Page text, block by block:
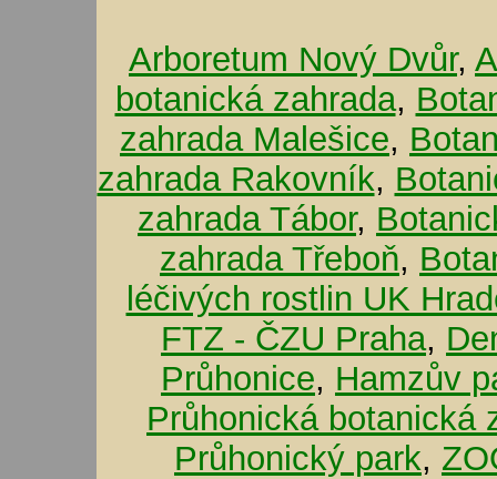
Arboretum Nový Dvůr,
botanická zahrada,
zahrada Malešice,
zahrada Rakovník,
zahrada Tábor,
zahrada Třeboň,
léčivých rostlin UK
FTZ - ČZU Praha,
Průhonice, Hamzův
Průhonická botanická
Průhonický park,